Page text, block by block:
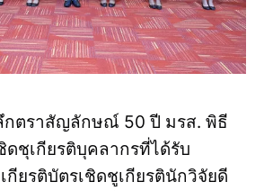
กตราสัญลักษณ์ 50 ปี มรส. พิธี
ดชุเกียรติบุคลากรที่ได้รับ
ยรติบัตรเชิดชูเกียรตินักวิจัยดี